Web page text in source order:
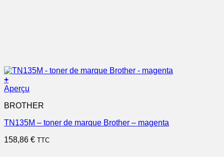
+
Aperçu
BROTHER
TN135M – toner de marque Brother – magenta
158,86 € TTC